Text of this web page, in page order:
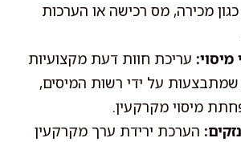
מכירה, מס רכישה או הערכות
עריכת חוות דעת מקצועיות
שמתבצעות על ידי רשות המיסים,
מיסוי מקרקעין.
הערכת ירידת ערך מקרקעין